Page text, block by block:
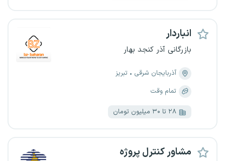
انباردار
بازرگانی آذر کنجد بهار
آذربایجان شرقی
تبریز
تمام وقت
۲۸ تا ۳۰ میلیون تومان
مشاور کنترل پروژه